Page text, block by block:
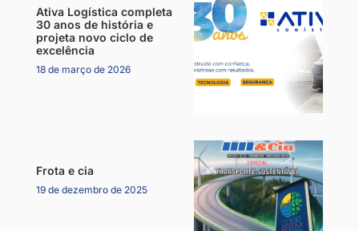
Ativa Logística completa
30 anos de história e
projeta novo ciclo de
excelência
18 de março de 2026
Frota e cia
19 de dezembro de 2025